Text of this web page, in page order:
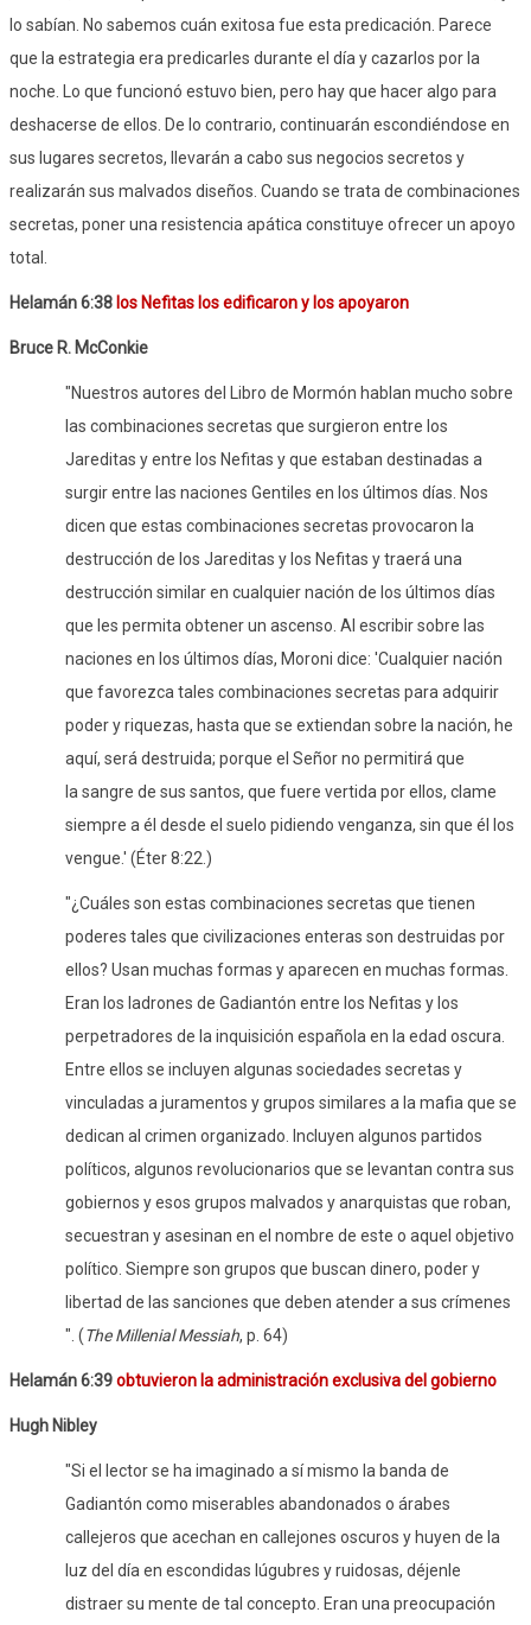
lo sabían. No sabemos cuán exitosa fue esta predicación. Parece
que la estrategia era predicarles durante el día y cazarlos por la
noche. Lo que funcionó estuvo bien, pero hay que hacer algo para
deshacerse de ellos. De lo contrario, continuarán escondiéndose en
sus lugares secretos, llevarán a cabo sus negocios secretos y
realizarán sus malvados diseños. Cuando se trata de combinaciones
secretas, poner una resistencia apática constituye ofrecer un apoyo
total.
Helamán 6:38los Nefitas los edificaron y los apoyaron
Bruce R. McConkie
"Nuestros autores del Libro de Mormón hablan mucho sobre
las combinaciones secretas que surgieron entre los
Jareditas y entre los Nefitas y que estaban destinadas a
surgir entre las naciones Gentiles en los últimos días. Nos
dicen que estas combinaciones secretas provocaron la
destrucción de los Jareditas y los Nefitas y traerá una
destrucción similar en cualquier nación de los últimos días
que les permita obtener un ascenso. Al escribir sobre las
naciones en los últimos días, Moroni dice: 'Cualquier nación
que favorezca tales combinaciones secretas para adquirir
poder y riquezas, hasta que se extiendan sobre la nación, he
aquí, será destruida; porque el Señor no permitirá que
la sangre de sus santos, que fuere vertida por ellos, clame
siempre a él desde el suelo pidiendo venganza, sin que él los
vengue.' (Éter 8:22.)
"¿Cuáles son estas combinaciones secretas que tienen
poderes tales que civilizaciones enteras son destruidas por
ellos? Usan muchas formas y aparecen en muchas formas.
Eran los ladrones de Gadiantón entre los Nefitas y los
perpetradores de la inquisición española en la edad oscura.
Entre ellos se incluyen algunas sociedades secretas y
vinculadas a juramentos y grupos similares a la mafia que se
dedican al crimen organizado. Incluyen algunos partidos
políticos, algunos revolucionarios que se levantan contra sus
gobiernos y esos grupos malvados y anarquistas que roban,
secuestran y asesinan en el nombre de este o aquel objetivo
político. Siempre son grupos que buscan dinero, poder y
libertad de las sanciones que deben atender a sus crímenes
". (The Millenial Messiah, p. 64)
Helamán 6:39obtuvieron la administración exclusiva del gobierno
Hugh Nibley
"Si el lector se ha imaginado a sí mismo la banda de
Gadiantón como miserables abandonados o árabes
callejeros que acechan en callejones oscuros y huyen de la
luz del día en escondidas lúgubres y ruidosas, déjenle
distraer su mente de tal concepto. Eran una preocupación